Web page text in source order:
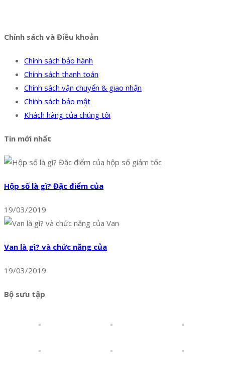
Chính sách và Điều khoản
Chính sách bảo hành
Chính sách thanh toán
Chính sách vận chuyển & giao nhận
Chính sách bảo mật
Khách hàng của chúng tôi
Tin mới nhất
Hộp số là gì? Đặc điểm của
19/03/2019
Van là gì? và chức năng của
19/03/2019
Bộ sưu tập